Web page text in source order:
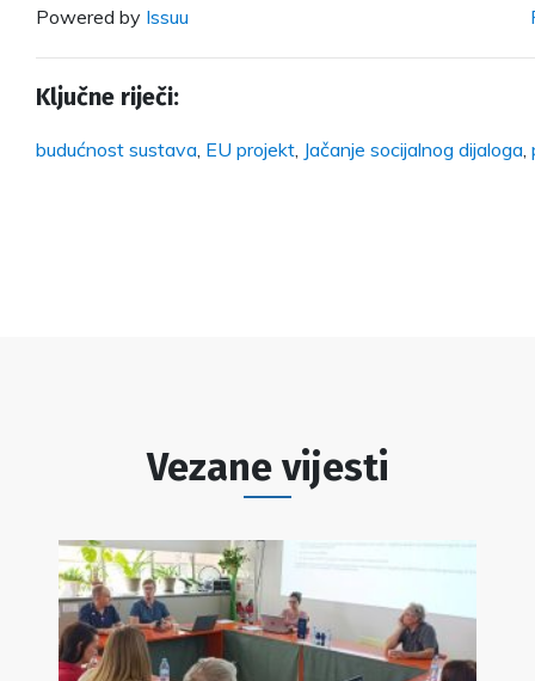
Powered by Issuu
Ključne riječi:
budućnost sustava EU projekt Jačanje socijalnog dijaloga
Vezane vijesti